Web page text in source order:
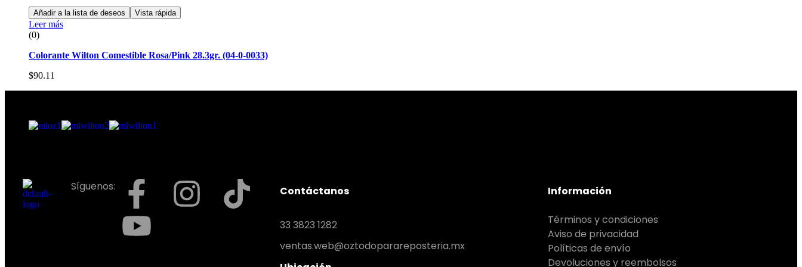
Añadir a la lista de deseos Vista rápida
Leer más
(0)
Colorante Wilton Comestible Rosa/Pink 28.3gr. (04-0-0033)
$90.11
Síguenos: Contáctanos
33 3823 1282
ventas.web@oztodoparareposteria.mx
Información
Términos y condiciones
Aviso de privacidad
Políticas de envío
Devoluciones y reembolsos